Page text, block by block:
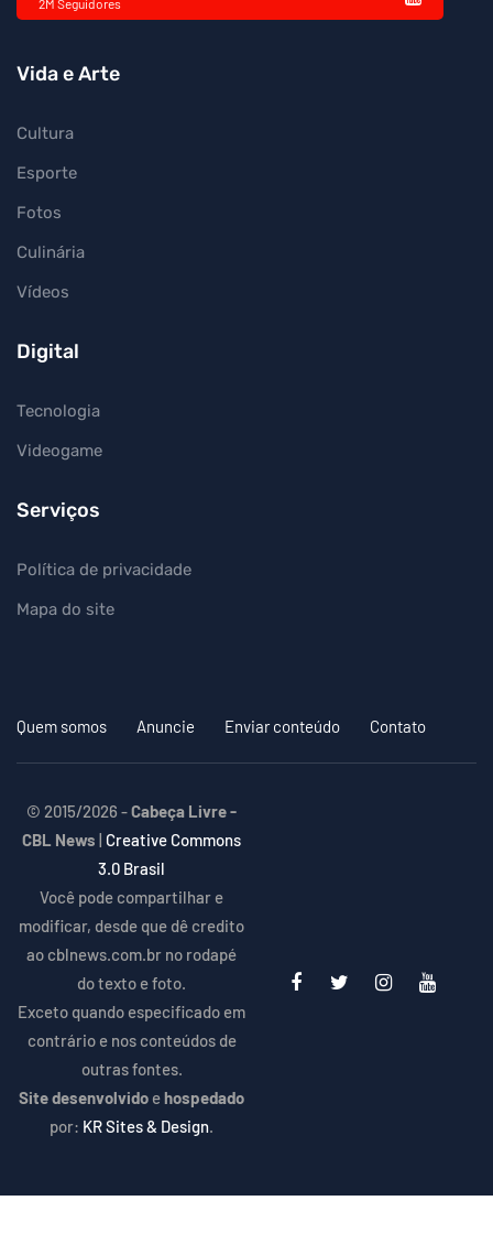
2M Seguidores
Vida e Arte
Cultura
Esporte
Fotos
Culinária
Vídeos
Digital
Tecnologia
Videogame
Serviços
Política de privacidade
Mapa do site
Quem somos Anuncie Enviar conteúdo Contato
© 2015/2026 -Cabeça Livre -
CBL News | Creative Commons
3.0 Brasil
Você pode compartilhar e
modificar, desde que dê credito
ao cblnews.com.br no rodapé
do texto e foto.
Exceto quando especificado em
contrário e nos conteúdos de
outras fontes.
Site desenvolvido ehospedado
por: KR Sites & Design.